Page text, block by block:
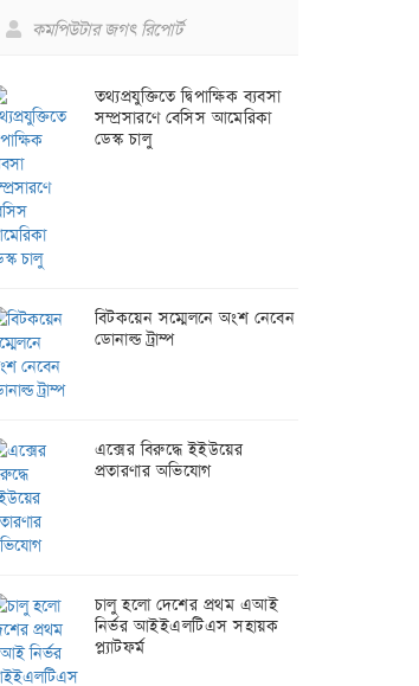
কমপিউটার জগৎ রিপোর্ট
তথ্যপ্রযুক্তিতে দ্বিপাক্ষিক ব্যবসা
সম্প্রসারণে বেসিস আমেরিকা
ডেস্ক চালু
বিটকয়েন সম্মেলনে অংশ নেবেন
ডোনাল্ড ট্রাম্প
এক্সের বিরুদ্ধে ইইউয়ের
প্রতারণার অভিযোগ
চালু হলো দেশের প্রথম এআই
নির্ভর আইইএলটিএস সহায়ক
প্ল্যাটফর্ম